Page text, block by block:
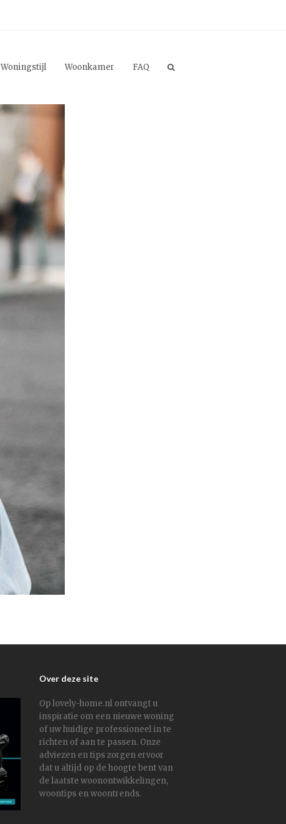
Woningstijl Woonkamer FAQ
Over deze site
Op lovely-home.nl ontvangt u
inspiratie om een nieuwe woning
of uw huidige professioneel in te
richten of aan te passen. Onze
adviezen en tips zorgen ervoor
dat u altijd op de hoogte bent van
de laatste woonontwikkelingen,
woontips en woontrends.